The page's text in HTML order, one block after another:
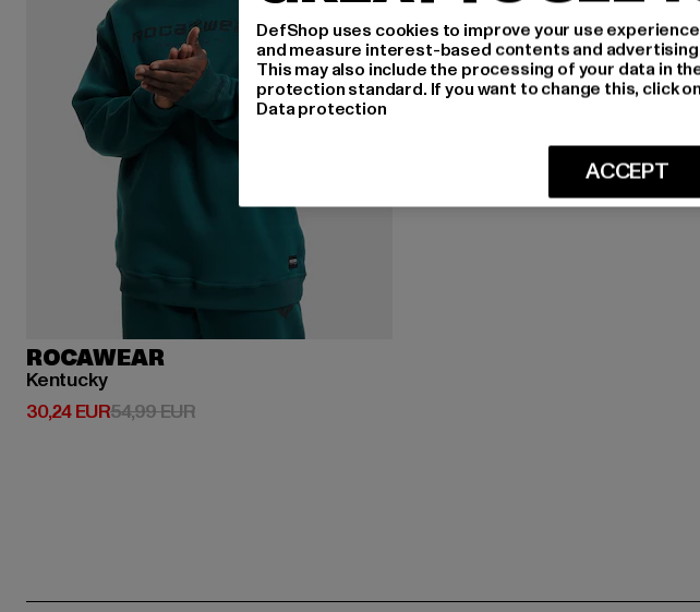
ROCAWEAR
Kentucky
30,24 EUR
Derzeitiger Preis: 30,24 EUR
54,99 EURAktionspreis: 54,99 EUR
DefShop uses cookies to improve your use
and measure interest-based contents and
This may also include the processing of your data in
protection standard. If you want to change this, click
Data protection
ACCEPT